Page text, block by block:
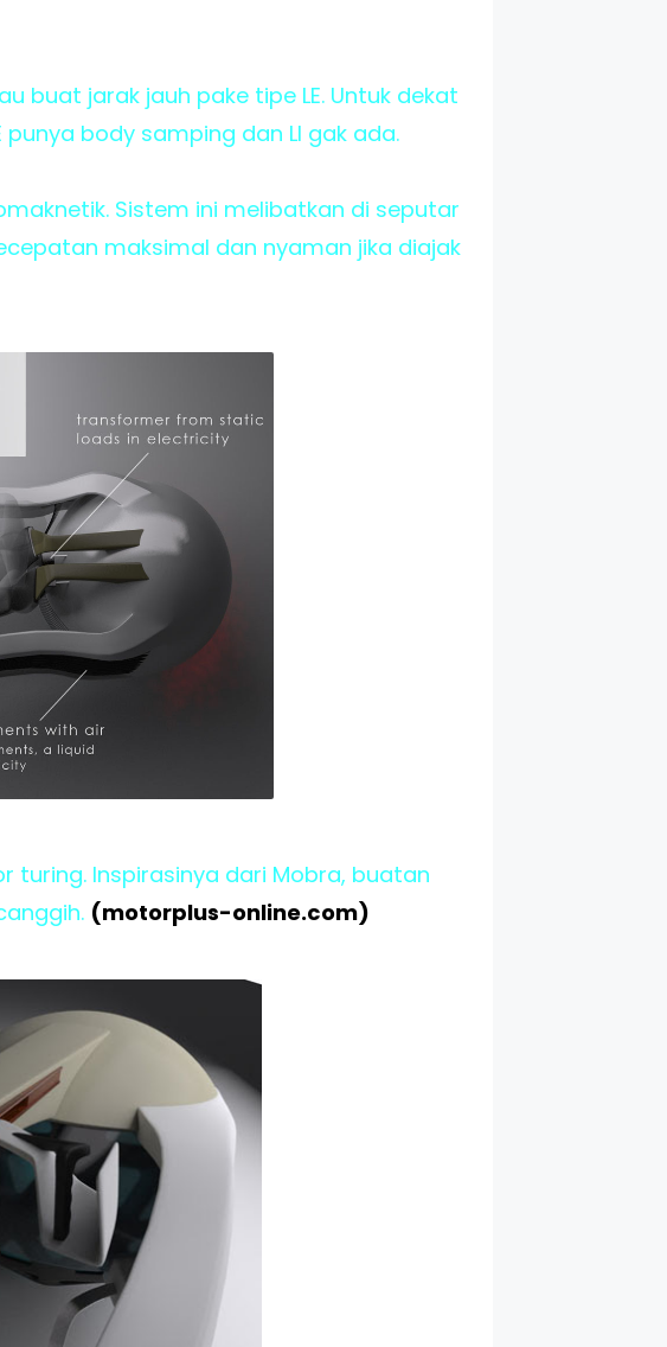
buat jarak jauh pake tipe LE. Untuk dekat
body samping dan LI gak ada.
Sistem ini melibatkan di seputar
maksimal dan nyaman jika diajak
turing. Inspirasinya dari Mobra, buatan
(motorplus-online.com)